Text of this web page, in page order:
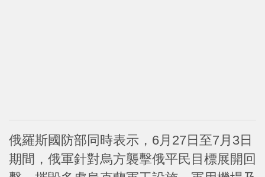
俄羅斯國防部同時表示，6月27日至7月3日
期間，俄軍針對烏方襲擊俄平民目標展開回